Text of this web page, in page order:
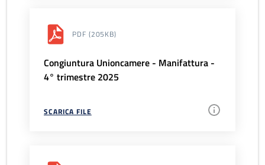
PDF (205KB)
Congiuntura Unioncamere - Manifattura -
4° trimestre 2025
SCARICA FILE